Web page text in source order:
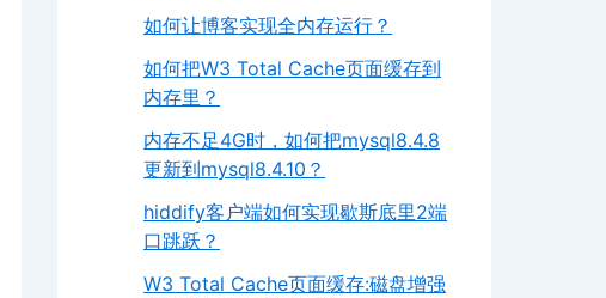
如何让博客实现全内存运行？
如何把W3 Total Cache页面缓存到
内存里？
内存不足4G时，如何把mysql8.4.8
更新到mysql8.4.10？
hiddify客户端如何实现歇斯底里2端
口跳跃？
W3 Total Cache页面缓存:磁盘增强